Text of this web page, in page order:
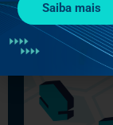
Saiba mais